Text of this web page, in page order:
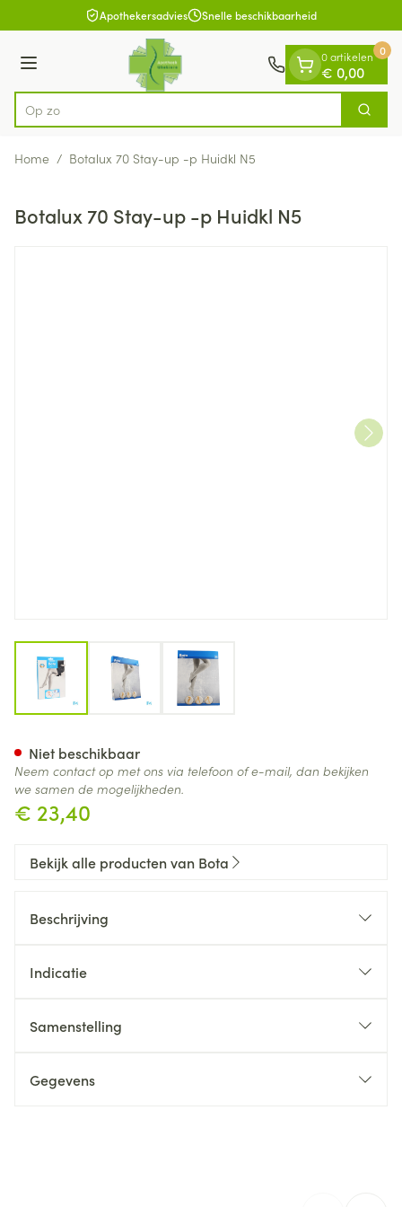
Ga naar de inhoudApothekersadvies Snelle beschikbaarheid
Menu
Product, merk, categorie...
Op zoek n Zoek
0 artikelen
€ 0,00
0
Home / Botalux 70 Stay-up -p Huidkl N5
Botalux 70 Stay-up -p Huidkl N5
View larger imageView larger imageView larger image
€ 23,40
Niet beschikbaar
Neem contact op met ons via telefoon of e-mail, dan bekijken
we samen de mogelijkheden.
Bekijk alle producten van Bota
Beschrijving
Indicatie
Samenstelling
Gegevens